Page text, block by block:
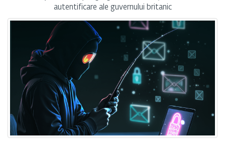
autentificare ale guvernului britanic